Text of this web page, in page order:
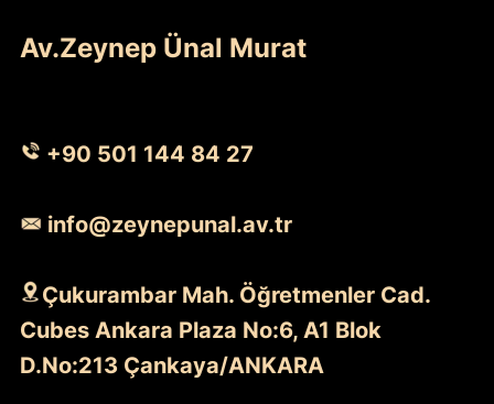
Av.Zeynep Ünal Murat
+90 501 144 84 27
info@zeynepunal.av.tr
Çukurambar Mah. Öğretmenler Cad.
Cubes Ankara Plaza No:6, A1 Blok
D.No:213 Çankaya/ANKARA